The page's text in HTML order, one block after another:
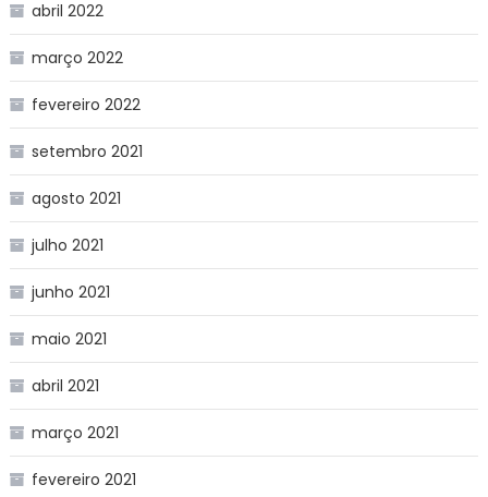
abril 2022
março 2022
fevereiro 2022
setembro 2021
agosto 2021
julho 2021
junho 2021
maio 2021
abril 2021
março 2021
fevereiro 2021